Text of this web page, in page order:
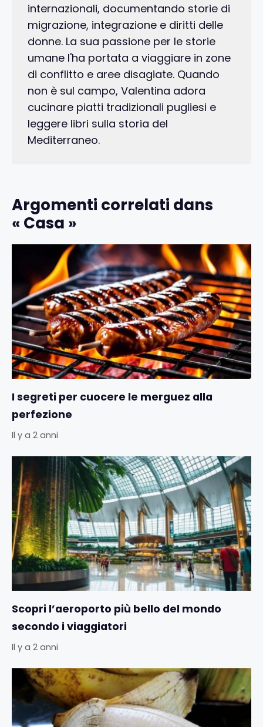
internazionali, documentando storie di
migrazione, integrazione e diritti delle
donne. La sua passione per le storie
umane l'ha portata a viaggiare in zone
di conflitto e aree disagiate. Quando
non è sul campo, Valentina adora
cucinare piatti tradizionali pugliesi e
leggere libri sulla storia del
Mediterraneo.
Argomenti correlati dans
« Casa »
I segreti per cuocere le merguez alla
perfezione
Il y a 2 anni
Scopri l’aeroporto più bello del mondo
secondo i viaggiatori
Il y a 2 anni